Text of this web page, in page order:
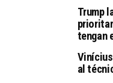
Trump
tengan
al